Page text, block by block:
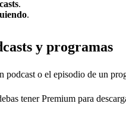
.
.
y programas
podcast o el episodio de un
tener Premium para